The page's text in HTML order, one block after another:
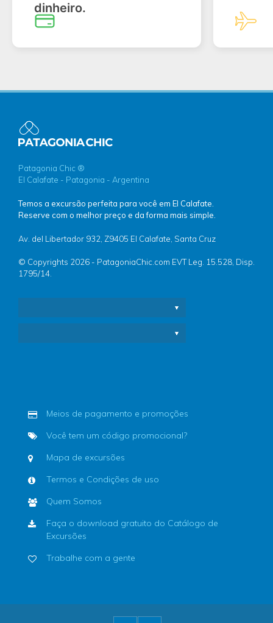
dinheiro.
Patagonia Chic ®
El Calafate - Patagonia - Argentina
Temos a excursão perfeita para você em El Calafate.
Reserve com o melhor preço e da forma mais simple.
Av. del Libertador 932, Z9405 El Calafate, Santa Cruz
© Copyrights 2026 - PatagoniaChic.com EVT Leg. 15.528, Disp.
1795/14.
Meios de pagamento e promoções
Você tem um código promocional?
Mapa de excursões
Termos e Condições de uso
Quem Somos
Faça o download gratuito do Catálogo de
Excursões
Trabalhe com a gente